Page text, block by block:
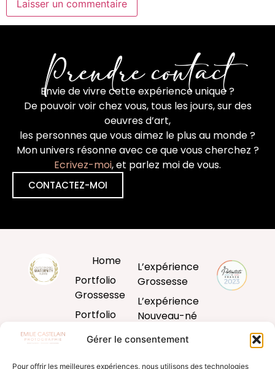
Gérer le consentement
Pour offrir les meilleures expériences, nous utilisons des technologies
Prendre contact
Envie de vivre cette expérience unique ?
De pouvoir voir chez vous, tous les jours, sur des
oeuvres d’art,
les personnes que vous aimez le plus au monde ?
Mon univers résonne avec ce que vous cherchez ?
Ecrivez-moi, et parlez moi de vous.
CONTACTEZ-MOI
Home
Portfolio
Grossesse
Portfolio
Bébé
L’expérience
Grossesse
L’expérience
Nouveau-né
L’expérience